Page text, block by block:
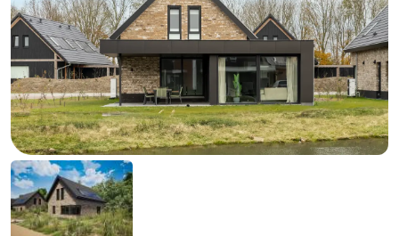
nuit
Campings
Chaumières
-
Bad
Meersee
-
Beach
Resort
-
De
-